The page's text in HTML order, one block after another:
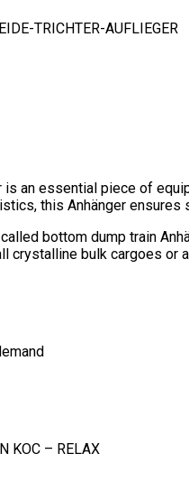
TRICHTER-AUFLIEGER
an essential piece of
this Anhänger
bottom dump train
crystalline bulk cargoes
– RELAX